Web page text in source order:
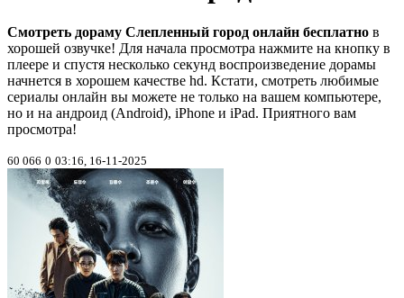
Смотреть дораму Слепленный город онлайн бесплатно в
хорошей озвучке! Для начала просмотра нажмите на кнопку в
плеере и спустя несколько секунд воспроизведение дорамы
начнется в хорошем качестве hd. Кстати, смотреть любимые
сериалы онлайн вы можете не только на вашем компьютере,
но и на андроид (Android), iPhone и iPad. Приятного вам
просмотра!
60 066 0 03:16, 16-11-2025